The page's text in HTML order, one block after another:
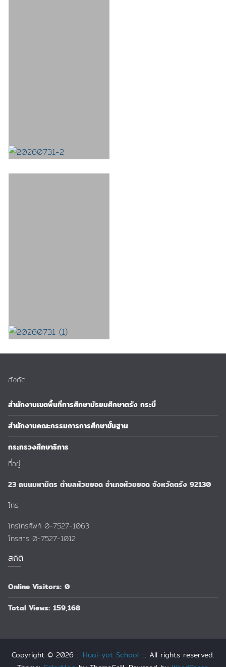
สังกัด
สำนักงานเขตพื้นที่การศึกษามัธยมศึกษาตรัง กระบี่
สำนักงานคณะกรรมการการศึกษาขั้นฐาน
กระทรวงศึกษาธิการ
ที่อยู่
23 ถนนมหามิตร ตำบลห้วยยอด อำเภอห้วยยอด จังหวัดตรัง 92130
โทร.
โทรโทรศัพท์ 0-7527-1063
โทรสาร 0-7527-1012
สถิติ
Online Visitors: 0
Total Views: 159,168
Copyright © 2026 :: Huai-yot School ::. All rights reserved.